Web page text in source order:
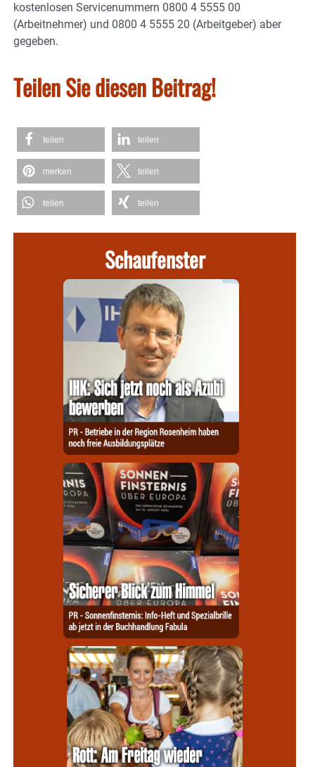
kostenlosen Servicenummern 0800 4 5555 00
(Arbeitnehmer) und 0800 4 5555 20 (Arbeitgeber) aber
gegeben.
Teilen Sie diesen Beitrag!
teilen teilen
merken teilen
teilen teilen
Schaufenster